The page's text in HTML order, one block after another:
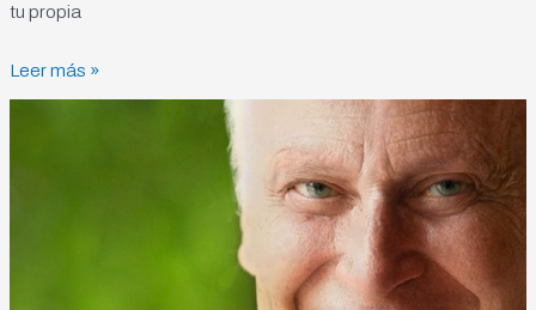
tu propia
Leer más »